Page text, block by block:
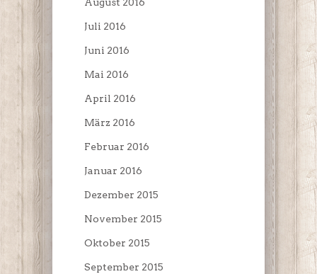
Juli 2016
Juni 2016
Mai 2016
April 2016
März 2016
Februar 2016
Januar 2016
Dezember 2015
November 2015
Oktober 2015
September 2015